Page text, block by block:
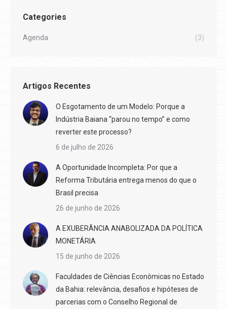
Categories
Agenda (3)
Artigos Recentes
O Esgotamento de um Modelo: Porque a
Indústria Baiana “parou no tempo” e como
reverter este processo?
6 de julho de 2026
A Oportunidade Incompleta: Por que a
Reforma Tributária entrega menos do que o
Brasil precisa
26 de junho de 2026
A EXUBERÂNCIA ANABOLIZADA DA POLÍTICA
MONETÁRIA
15 de junho de 2026
Faculdades de Ciências Econômicas no Estado
da Bahia: relevância, desafios e hipóteses de
parcerias com o Conselho Regional de